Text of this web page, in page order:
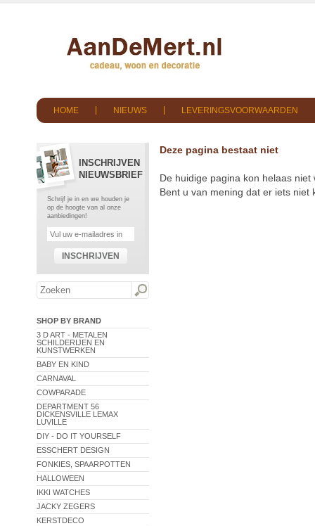
HOME NIEUWS LEVERINGSVOORWAARDEN
INSCHRIJVEN
NIEUWSBRIEF
Schrijf je in en we houden je
op de hoogte van al onze
aanbiedingen!
INSCHRIJVEN
SHOP BY BRAND
3 D ART - METALEN
SCHILDERIJEN EN
KUNSTWERKEN
BABY EN KIND
CARNAVAL
COWPARADE
DEPARTMENT 56
DICKENSVILLE LEMAX
LUVILLE
DIY - DO IT YOURSELF
ESSCHERT DESIGN
FONKIES, SPAARPOTTEN
HALLOWEEN
IKKI WATCHES
JACKY ZEGERS
KERSTDECO
Deze pagina bestaat niet
De huidige pagina kon helaas
Bent u van mening dat er iets